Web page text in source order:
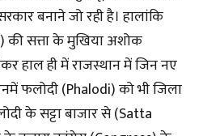
बनाने जो रही है। हालांकि
की सत्ता के मुखिया अशोक
हाल ही में राजस्थान में जिन नए
फलोदी (Phalodi) को भी जिला
के सट्टा बाजार से (Satta